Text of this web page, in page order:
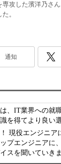
攻した濱洋乃さ
。
通知
、IT業界への就
を得てより良い
現役エンジニア
プエンジニアに
スを聞いていきま